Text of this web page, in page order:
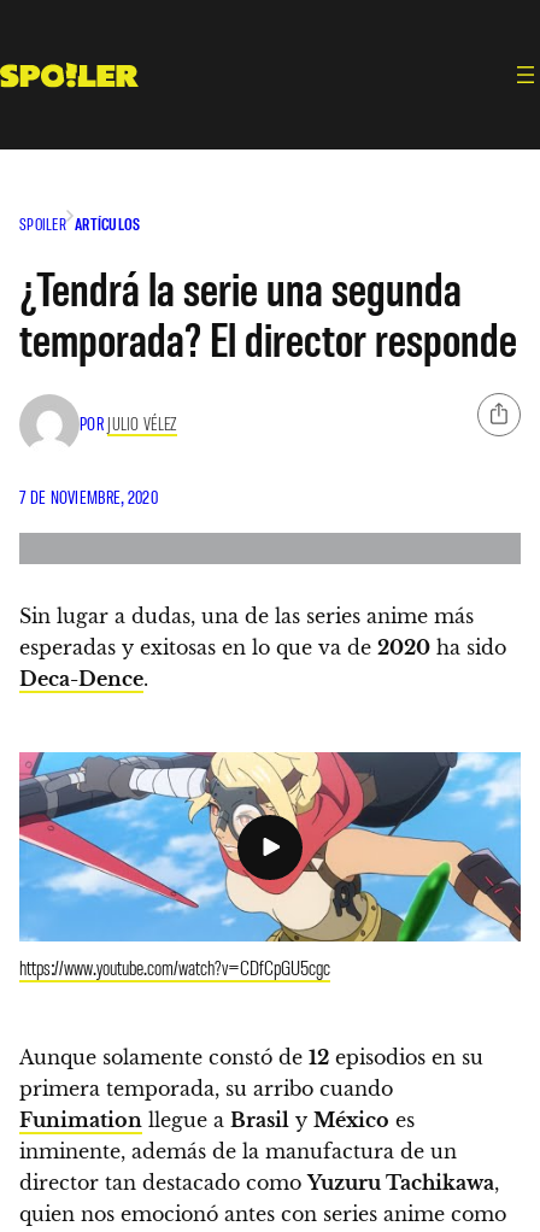
contenido
SPOILER ARTÍCULOS
¿Tendrá la serie una segunda
temporada? El director responde
POR JULIO VÉLEZ
7 DE NOVIEMBRE, 2020
Sin lugar a dudas, una de las series anime más
esperadas y exitosas en lo que va de 2020 ha sido
Deca-Dence.
https://www.youtube.com/watch?v=CDfCpGU5cgc
Aunque solamente constó de 12 episodios en su
primera temporada, su arribo cuando
Funimation llegue a Brasil y México es
inminente, además de la manufactura de un
director tan destacado comoYuzuru Tachikawa,
quien nos emocionó antes con series anime como